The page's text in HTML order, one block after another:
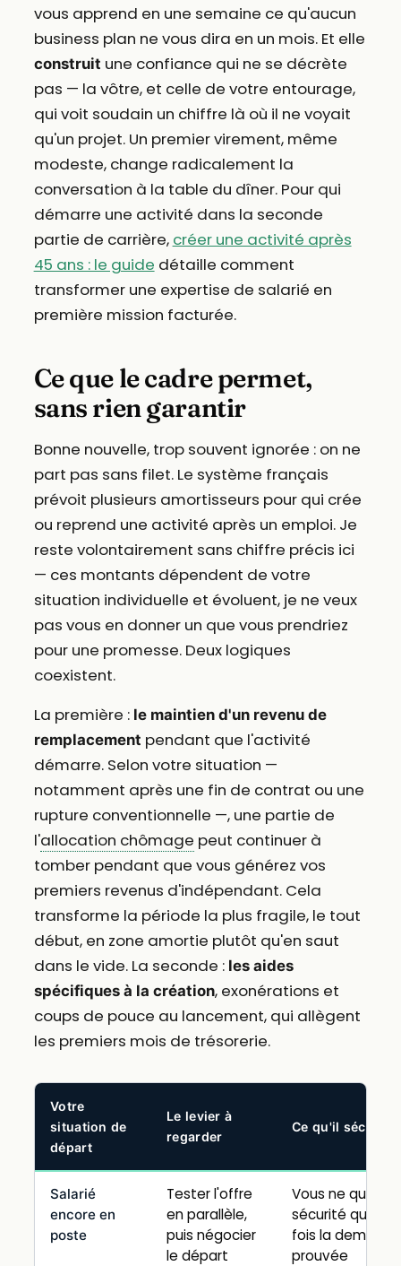
vous apprend en une semaine ce qu'aucun
business plan ne vous dira en un mois. Et elle
construit une confiance qui ne se décrète
pas — la vôtre, et celle de votre entourage,
qui voit soudain un chiffre là où il ne voyait
qu'un projet. Un premier virement, même
modeste, change radicalement la
conversation à la table du dîner. Pour qui
démarre une activité dans la seconde
partie de carrière, créer une activité après
45 ans : le guide détaille comment
transformer une expertise de salarié en
première mission facturée.
Ce que le cadre permet,
sans rien garantir
Bonne nouvelle, trop souvent ignorée : on ne
part pas sans filet. Le système français
prévoit plusieurs amortisseurs pour qui crée
ou reprend une activité après un emploi. Je
reste volontairement sans chiffre précis ici
— ces montants dépendent de votre
situation individuelle et évoluent, je ne veux
pas vous en donner un que vous prendriez
pour une promesse. Deux logiques
coexistent.
La première : le maintien d'un revenu de
remplacement pendant que l'activité
démarre. Selon votre situation —
notamment après une fin de contrat ou une
rupture conventionnelle —, une partie de
l'allocation chômage peut continuer à
tomber pendant que vous générez vos
premiers revenus d'indépendant. Cela
transforme la période la plus fragile, le tout
début, en zone amortie plutôt qu'en saut
dans le vide. La seconde : les aides
spécifiques à la création, exonérations et
coups de pouce au lancement, qui allègent
les premiers mois de trésorerie.
Votre
situation de
départ
Le levier à
regarder
Ce qu'il sécurise
Salarié
encore en
poste
Tester l'offre
en parallèle,
puis négocier
le départ
Vous ne quittez
sécurité qu'une
fois la demande
prouvée